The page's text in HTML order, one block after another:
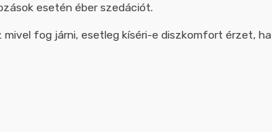
esetén éber szedációt.
fog járni, esetleg kíséri-e diszkomfort érzet, ha